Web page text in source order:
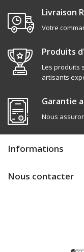
Livraison
Votre
Produits
Les produits
artisants
Garantie
Nous
Informations
Nous contacter